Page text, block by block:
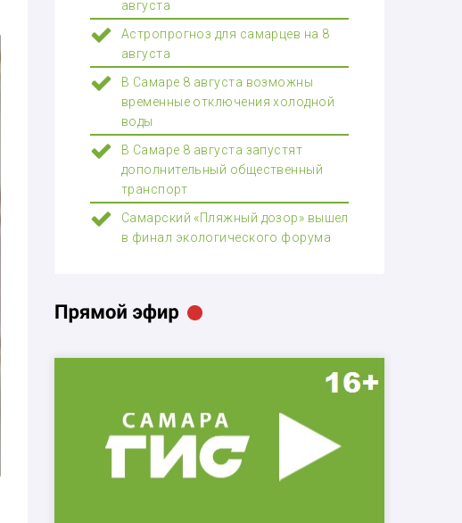
августа
Астропрогноз для самарцев на 8
августа
В Самаре 8 августа возможны
временные отключения холодной
воды
В Самаре 8 августа запустят
дополнительный общественный
транспорт
Самарский «Пляжный дозор» вышел
в финал экологического форума